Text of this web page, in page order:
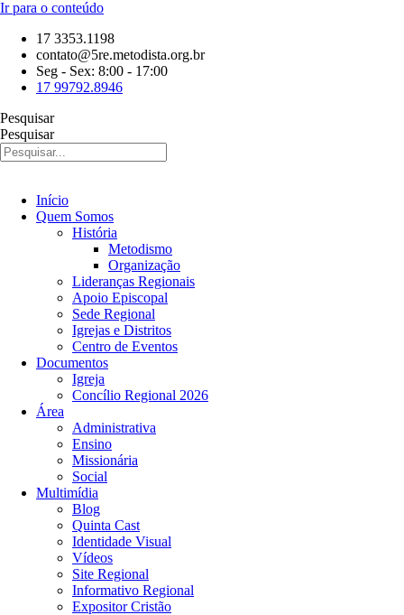
Ir para o conteúdo
17 3353.1198
contato@5re.metodista.org.br
Seg - Sex: 8:00 - 17:00
17 99792.8946
Pesquisar
Pesquisar
Início
Quem Somos
História
Metodismo
Organização
Lideranças Regionais
Apoio Episcopal
Sede Regional
Igrejas e Distritos
Centro de Eventos
Documentos
Igreja
Concílio Regional 2026
Área
Administrativa
Ensino
Missionária
Social
Multimídia
Blog
Quinta Cast
Identidade Visual
Vídeos
Site Regional
Informativo Regional
Expositor Cristão